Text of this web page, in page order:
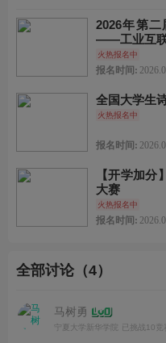
2026年第
——工业互
火热报名中
报名时间:
全国大学生
火热报名中
报名时间:
【开学加
大赛
火热报名中
报名时间:
全部讨论（4）
马树勇
宁夏大学新华学院 已挑战10竞